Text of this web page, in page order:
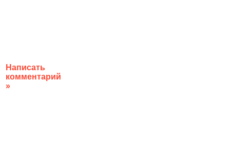
Написать
комментарий
»